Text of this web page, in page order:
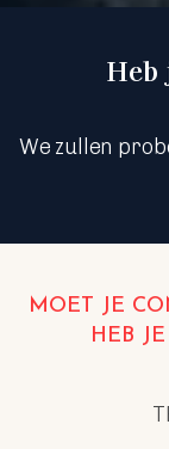
Heb
We zullen
MOET JE
HEB